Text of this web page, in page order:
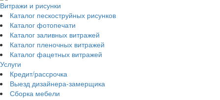
Витражи и рисунки
Каталог пескоструйных рисунков
Каталог фотопечати
Каталог заливных витражей
Каталог пленочных витражей
Каталог фацетных витражей
Услуги
Кредит/рассрочка
Выезд дизайнера-замерщика
Сборка мебели